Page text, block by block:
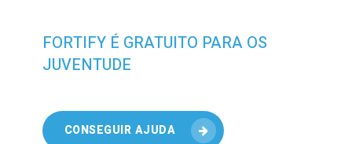
FORTIFY É GRATUITO PARA OS
JUVENTUDE
CONSEGUIR AJUDA